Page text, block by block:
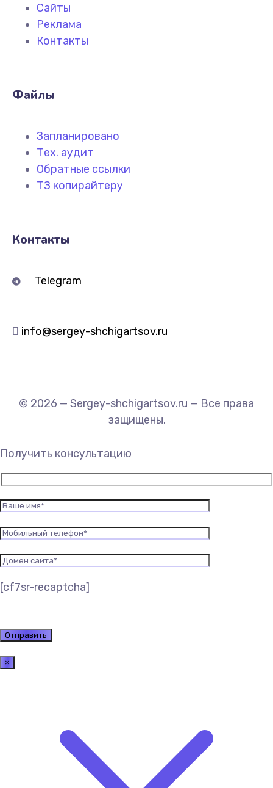
Сайты
Реклама
Контакты
Файлы
Запланировано
Тех. аудит
Обратные ссылки
ТЗ копирайтеру
Контакты
Telegram
info@sergey-shchigartsov.ru
© 2026 — Sergey-shchigartsov.ru — Все права
защищены.
Получить консультацию
[cf7sr-recaptcha]
×